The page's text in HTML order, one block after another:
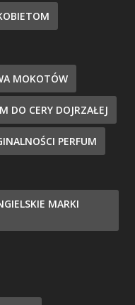
MOKOTÓW
DO CERY DOJRZAŁEJ
PERFUM
MARKI